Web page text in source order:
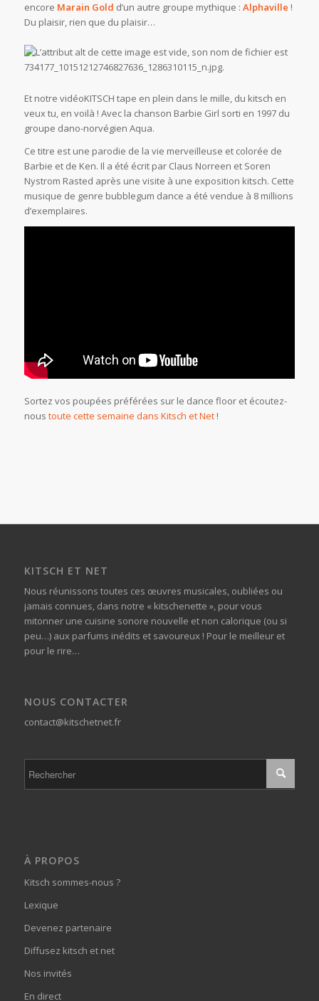
encore Marain Gold d’un autre groupe mythique : Alphaville !
Du plaisir, rien que du plaisir…
Et notre vidéoKITSCH tape en plein dans le mille, du kitsch en
veux tu, en voilà ! Avec la chanson Barbie Girl sorti en 1997 du
groupe dano-norvégien Aqua.
Ce titre est une parodie de la vie merveilleuse et colorée de
Barbie et de Ken. Il a été écrit par Claus Norreen et Soren
Nystrom Rasted après une visite à une exposition kitsch. Cette
musique de genre bubblegum dance a été vendue à 8 millions
d’exemplaires.
Sortez vos poupées préférées sur le dance floor et écoutez-
nous toute cette semaine dans Kitsch et Net!
KITSCH ET NET
Nous réunissons toutes ces œuvres musicales, oubliées ou
jamais connues, dans notre « kitschenette », pour vous
mitonner une cuisine sonore nouvelle et non calorique (ou si
peu…) aux parfums inédits et savoureux ! Pour le meilleur et
pour le rire…
NOUS CONTACTER
contact@kitschetnet.fr
À PROPOS
Kitsch sommes-nous ?
Lexique
Devenez partenaire
Diffusez kitsch et net
Nos invités
En direct